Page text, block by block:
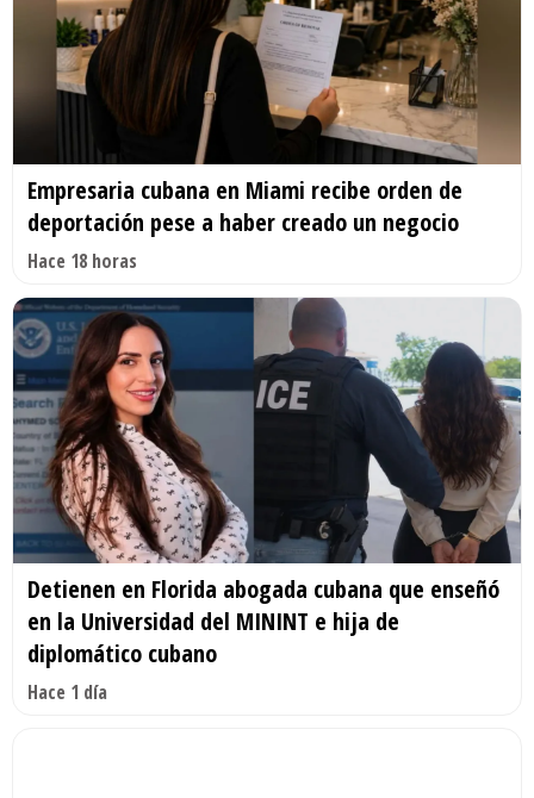
Empresaria cubana en Miami recibe orden de
deportación pese a haber creado un negocio
Hace 18 horas
Detienen en Florida abogada cubana que enseñó
en la Universidad del MININT e hija de
diplomático cubano
Hace 1 día